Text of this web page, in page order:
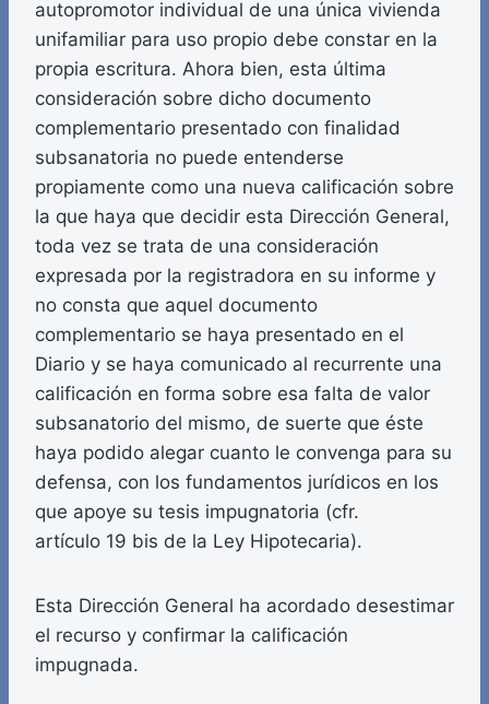
autopromotor individual de una única vivienda
unifamiliar para uso propio debe constar en la
propia escritura. Ahora bien, esta última
consideración sobre dicho documento
complementario presentado con finalidad
subsanatoria no puede entenderse
propiamente como una nueva calificación sobre
la que haya que decidir esta Dirección General,
toda vez se trata de una consideración
expresada por la registradora en su informe y
no consta que aquel documento
complementario se haya presentado en el
Diario y se haya comunicado al recurrente una
calificación en forma sobre esa falta de valor
subsanatorio del mismo, de suerte que éste
haya podido alegar cuanto le convenga para su
defensa, con los fundamentos jurídicos en los
que apoye su tesis impugnatoria (cfr.
artículo 19 bis de la Ley Hipotecaria).
Esta Dirección General ha acordado desestimar
el recurso y confirmar la calificación
impugnada.